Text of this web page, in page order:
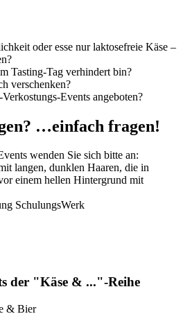
oder esse nur laktosefreie Käse –
Tasting-Tag verhindert bin?
verschenken?
Events angeboten?
…einfach fragen!
wenden Sie sich bitte an:
SchulungsWerk
der "Käse & ..."-Reihe